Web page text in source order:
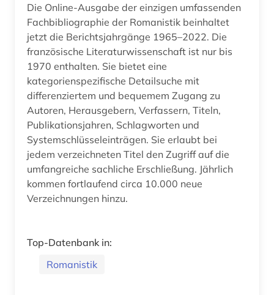
Die Online-Ausgabe der einzigen umfassenden
Fachbibliographie der Romanistik beinhaltet
jetzt die Berichtsjahrgänge 1965–2022. Die
französische Literaturwissenschaft ist nur bis
1970 enthalten. Sie bietet eine
kategorienspezifische Detailsuche mit
differenziertem und bequemem Zugang zu
Autoren, Herausgebern, Verfassern, Titeln,
Publikationsjahren, Schlagworten und
Systemschlüsseleinträgen. Sie erlaubt bei
jedem verzeichneten Titel den Zugriff auf die
umfangreiche sachliche Erschließung. Jährlich
kommen fortlaufend circa 10.000 neue
Verzeichnungen hinzu.
Top-Datenbank in:
Romanistik